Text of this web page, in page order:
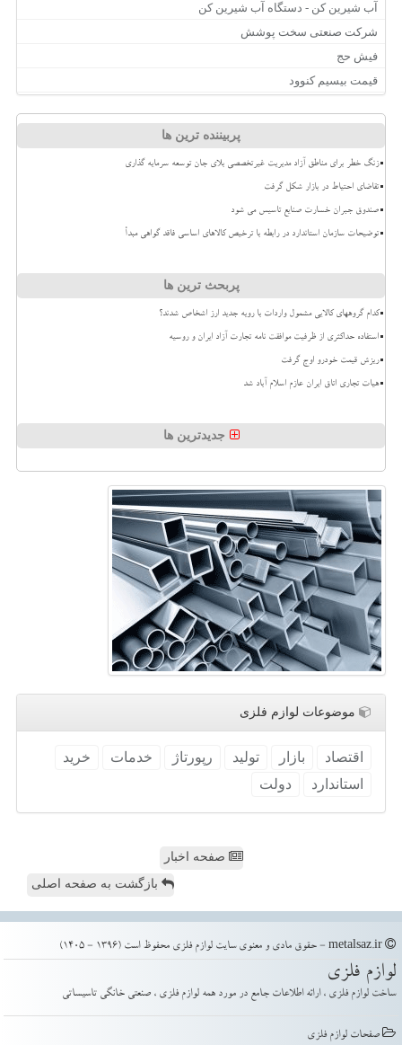
آب شیرین کن - دستگاه آب شیرین کن
شرکت صنعتی سخت پوشش
فیش حج
قیمت بیسیم کنوود
پربیننده ترین ها
زنگ خطر برای مناطق آزاد مدیریت غیرتخصصی بلای جان توسعه سرمایه گذاری
تقاضای احتیاط در بازار شکل گرفت
صندوق جبران خسارت صنایع تاسیس می شود
توضیحات سازمان استاندارد در رابطه با ترخیص کالاهای اساسی فاقد گواهی مبدأ
پربحث ترین ها
کدام گروههای کالایی مشمول واردات با رویه جدید ارز اشخاص شدند؟
استفاده حداکثری از ظرفیت موافقت نامه تجارت آزاد ایران و روسیه
ریزش قیمت خودرو اوج گرفت
هیات تجاری اتاق ایران عازم اسلام آباد شد
جدیدترین ها
موضوعات لوازم فلزی
اقتصاد بازار تولید رپورتاژ خدمات
خرید
استاندارد
دولت
صفحه اخبار
بازگشت به صفحه اصلی
لوازم فلزی
ساخت لوازم فلزی ، ارائه اطلاعات جامع در مورد همه لوازم فلزی ، صنعتی خانگی تاسیساتی
صفحات لوازم فلزی